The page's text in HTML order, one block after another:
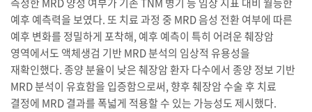
예후 예측력을 보였다. 또 치료 과정 중 MRD 음성 전환 여부에 따른
예후 변화를 정밀하게 포착해, 예후 예측이 특히 어려운 췌장암
영역에서도 액체생검 기반 MRD 분석의 임상적 유용성을
재확인했다. 종양 분율이 낮은 췌장암 환자 다수에서 종양 정보 기반
MRD 분석이 유효함을 입증함으로써, 향후 췌장암 수술 후 치료
결정에 MRD 결과를 폭넓게 적용할 수 있는 가능성도 제시했다.